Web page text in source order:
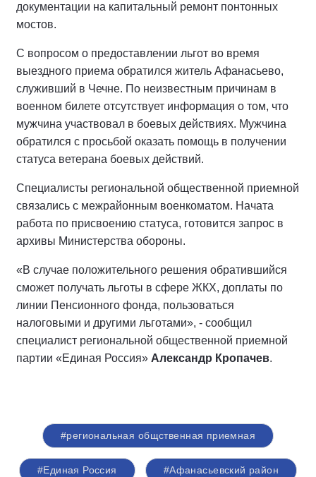
документации на капитальный ремонт понтонных
мостов.
С вопросом о предоставлении льгот во время
выездного приема обратился житель Афанасьево,
служивший в Чечне. По неизвестным причинам в
военном билете отсутствует информация о том, что
мужчина участвовал в боевых действиях. Мужчина
обратился с просьбой оказать помощь в получении
статуса ветерана боевых действий.
Специалисты региональной общественной приемной
связались с межрайонным военкоматом. Начата
работа по присвоению статуса, готовится запрос в
архивы Министерства обороны.
«В случае положительного решения обратившийся
сможет получать льготы в сфере ЖКХ, доплаты по
линии Пенсионного фонда, пользоваться
налоговыми и другими льготами», - сообщил
специалист региональной общественной приемной
партии «Единая Россия» Александр Кропачев.
#региональная общственная приемная
#Единая Россия #Афанасьевский район